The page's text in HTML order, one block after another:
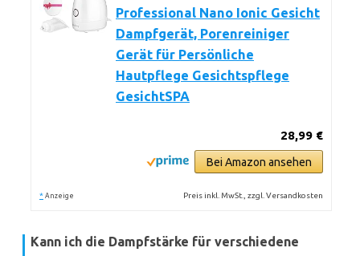
Professional Nano Ionic Gesicht
Dampfgerät, Porenreiniger
Gerät für Persönliche
Hautpflege Gesichtspflege
GesichtSPA
28,99 €
Bei Amazon ansehen
* Anzeige Preis inkl. MwSt., zzgl. Versandkosten
Kann ich die Dampfstärke für verschiedene